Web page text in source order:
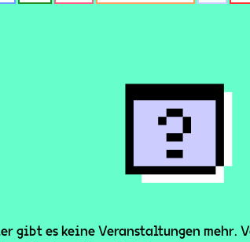
gibt es keine Veranstaltungen mehr.